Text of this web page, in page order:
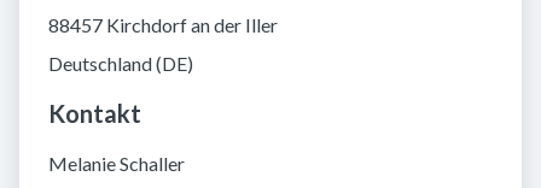
88457 Kirchdorf an der Iller
Deutschland (DE)
Kontakt
Melanie Schaller